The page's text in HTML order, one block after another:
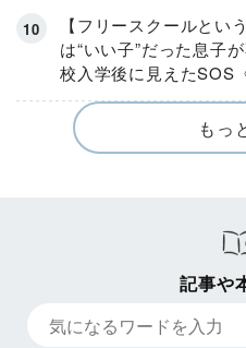
【フリースクールとい
は“いい子”だった息子
校入学後に見えたSOS
もっ
記事や